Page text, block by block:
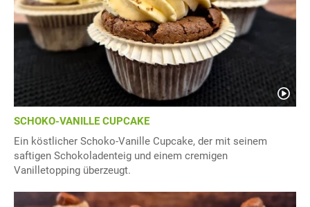
SCHOKO-VANILLE CUPCAKE
Ein köstlicher Schoko-Vanille Cupcake, der mit seinem
saftigen Schokoladenteig und einem cremigen
Vanilletopping überzeugt.